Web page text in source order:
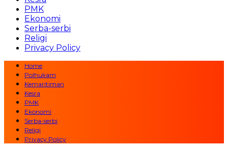
PMK
Ekonomi
Serba-serbi
Religi
Privacy Policy
Home
Polhukam
Kemaritiman
Kesra
PMK
Ekonomi
Serba-serbi
Religi
Privacy Policy